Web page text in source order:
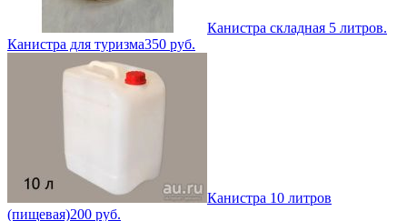
Канистра складная 5 литров.
Канистра для туризма350 руб.
Канистра 10 литров
(пищевая)200 руб.